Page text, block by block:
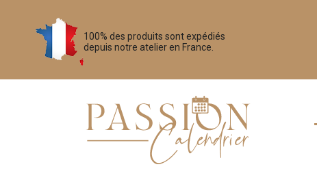
100% des produits sont expédiés
depuis notre atelier en France.